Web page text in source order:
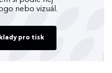
nebo vizuál.
pro tisk